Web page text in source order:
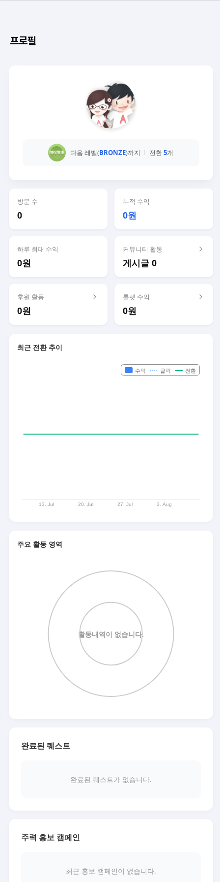
프로필
다음 레벨(BRONZE)까지 전환5개
방문 수
0
누적 수익
0원
하루 최대 수익
0원
커뮤니티 활동
게시글 0
후원 활동
0원
룰렛 수익
0원
최근 전환 추이
주요 활동 영역
완료된 퀘스트
완료된 퀘스트가 없습니다.
주력 홍보 캠페인
최근 홍보 캠페인이 없습니다.